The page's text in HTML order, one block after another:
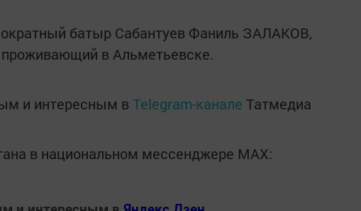
батыр Сабантуев Фаниль ЗАЛАКОВ,
в Альметьевске.
и интересным в Telegram-канале Татмедиа
в национальном мессенджере MАХ: